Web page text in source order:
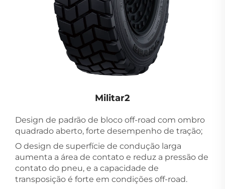
Militar2
Design de padrão de bloco off-road com ombro
quadrado aberto, forte desempenho de tração;
O design de superfície de condução larga
aumenta a área de contato e reduz a pressão de
contato do pneu, e a capacidade de
transposição é forte em condições off-road.